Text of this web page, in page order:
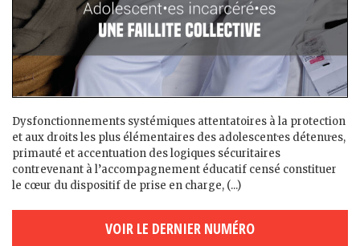
Dysfonctionnements systémiques attentatoires à la protection
et aux droits les plus élémentaires des adolescent·es détenu·es,
primauté et accentuation des logiques sécuritaires
contrevenant à l’accompagnement éducatif censé constituer
le cœur du dispositif de prise en charge, (...)
VOIR LE DERNIER NUMÉRO